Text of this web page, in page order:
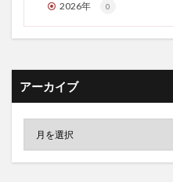
2026年 0
アーカイブ